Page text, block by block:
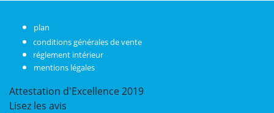
plan
conditions générales de vente
réglement intérieur
mentions légales
Attestation d'Excellence2019
Lisez les avis